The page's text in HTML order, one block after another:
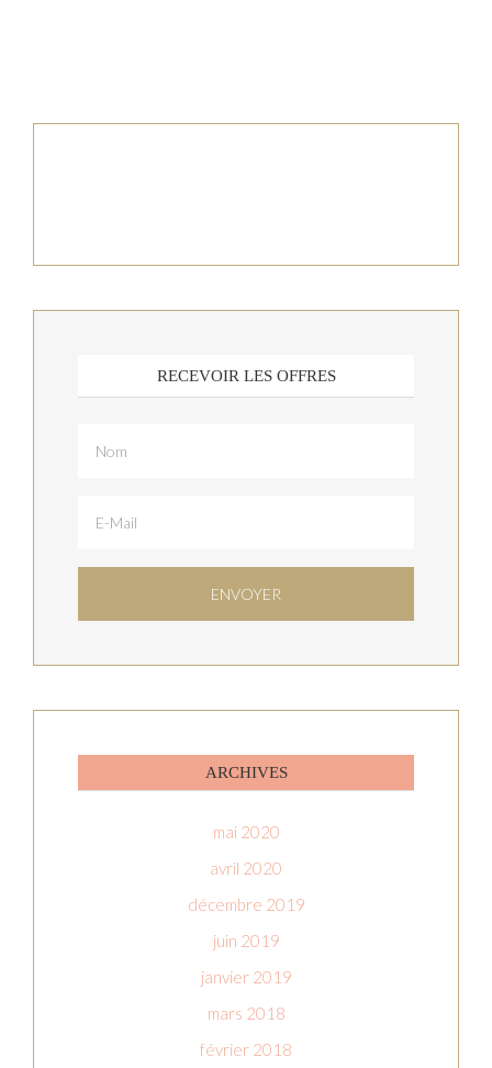
RECEVOIR LES OFFRES
ARCHIVES
mai 2020
avril 2020
décembre 2019
juin 2019
janvier 2019
mars 2018
février 2018